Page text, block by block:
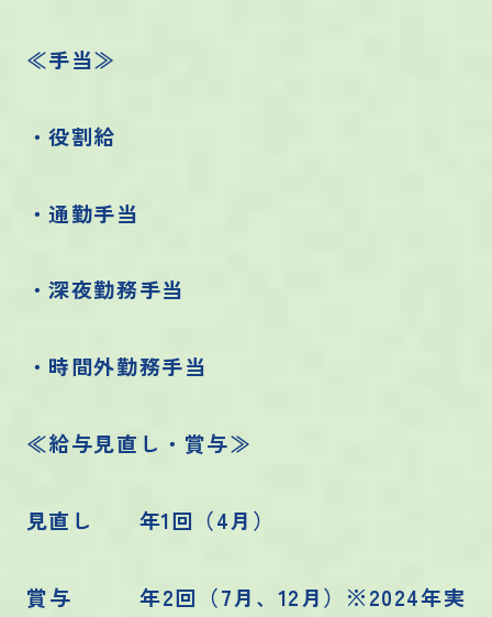
≪手当≫
・役割給
・通勤手当
・深夜勤務手当
・時間外勤務手当
≪給与見直し・賞与≫
見直し 年1回（4月）
賞与 年2回（7月、12月）※2024年実